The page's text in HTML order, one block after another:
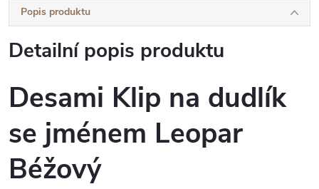
Popis produktu
Detailní popis produktu
Desami Klip na dudlík
se jménem Leopar
Béžový